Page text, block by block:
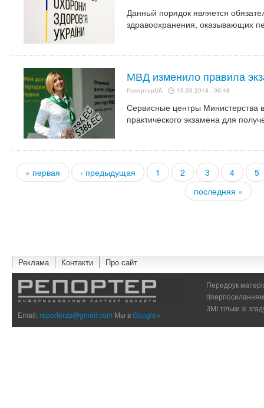
Данный порядок является
здравоохранения, оказывающих
МВД изменило правила
РепортерUA 15.03.2018 - 09:48
Сервисные центры Министерства
практического экзамена для
Страницы
« первая ‹ предыдущая 1 2 3 4
5
последняя »
Реклама Контакти Про сайт
Email:reporterzp@gmail.com Мы вGoogle+
Передрук
ЗМІ тільки зі